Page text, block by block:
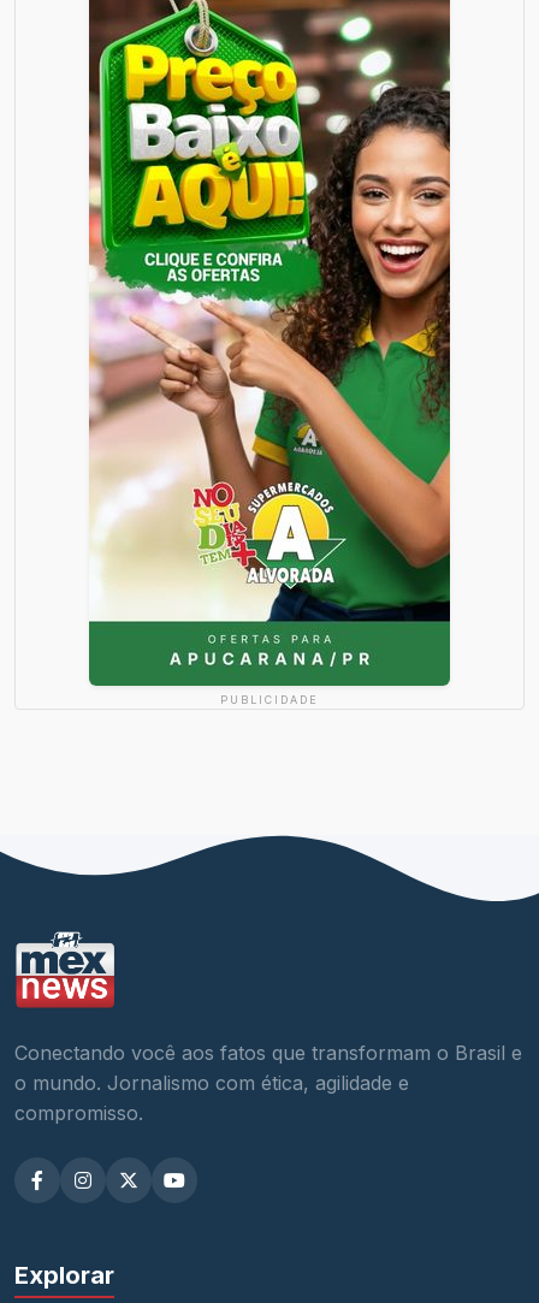
PUBLICIDADE
Conectando você aos fatos que transformam o Brasil e
o mundo. Jornalismo com ética, agilidade e
compromisso.
Explorar